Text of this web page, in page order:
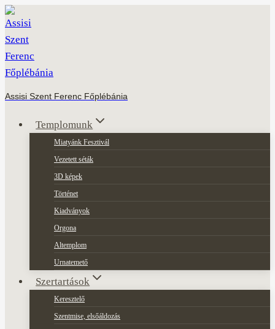
Skip
to
content
Assisi Szent Ferenc Főplébánia
Templomunk
Miatyánk Fesztivál
Vezetett séták
3D képek
Történet
Kiadványok
Orgona
Altemplom
Urnatemető
Szertartások
Keresztelő
Szentmise, elsőáldozás